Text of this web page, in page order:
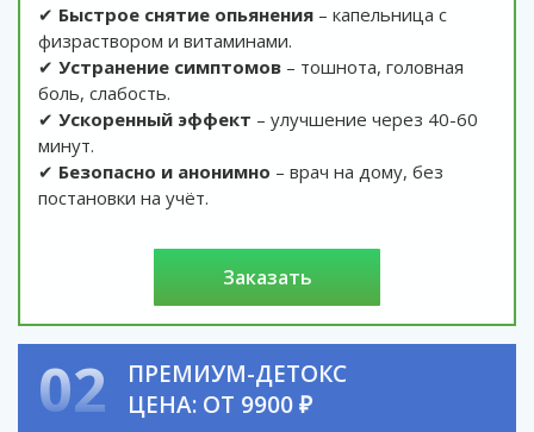
✔ Быстрое снятие опьянения – капельница с
физраствором и витаминами.
✔ Устранение симптомов – тошнота, головная
боль, слабость.
✔ Ускоренный эффект – улучшение через 40-60
минут.
✔ Безопасно и анонимно – врач на дому, без
постановки на учёт.
заказать
02
ПРЕМИУМ-ДЕТОКС
ЦЕНА: ОТ 9900 ₽